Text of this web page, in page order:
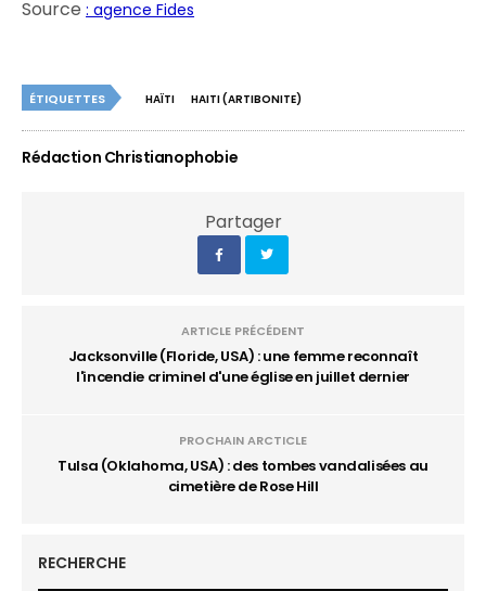
Source: agence Fides
ÉTIQUETTES HAÏTI HAITI (ARTIBONITE)
Rédaction Christianophobie
Partager
ARTICLE PRÉCÉDENT
Jacksonville (Floride, USA) : une femme reconnaît
l'incendie criminel d'une église en juillet dernier
PROCHAIN ARCTICLE
Tulsa (Oklahoma, USA) : des tombes vandalisées au
cimetière de Rose Hill
RECHERCHE